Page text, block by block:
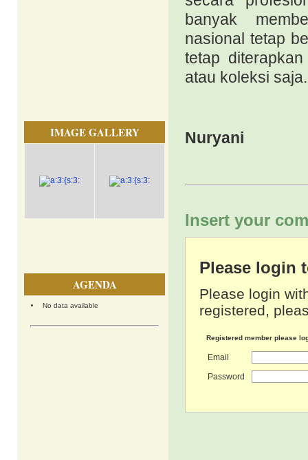
IMAGE GALLERY
AGENDA
No data available
banyak
nasional tetap
tetap
atau koleksi
Nuryani
Insert your
Please login
Please login
registered,
Registered member please
Email
Password